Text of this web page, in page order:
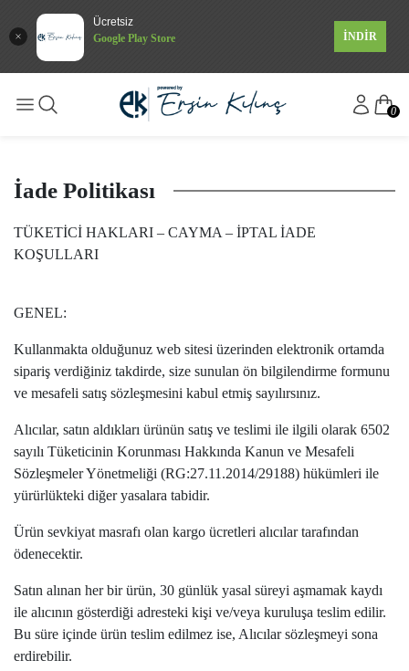
Ücretsiz
Google Play Store
İNDİR
0
İade Politikası
TÜKETİCİ HAKLARI – CAYMA – İPTAL İADE
KOŞULLARI
GENEL:
Kullanmakta olduğunuz web sitesi üzerinden elektronik ortamda
sipariş verdiğiniz takdirde, size sunulan ön bilgilendirme formunu
ve mesafeli satış sözleşmesini kabul etmiş sayılırsınız.
Alıcılar, satın aldıkları ürünün satış ve teslimi ile ilgili olarak 6502
sayılı Tüketicinin Korunması Hakkında Kanun ve Mesafeli
Sözleşmeler Yönetmeliği (RG:27.11.2014/29188) hükümleri ile
yürürlükteki diğer yasalara tabidir.
Ürün sevkiyat masrafı olan kargo ücretleri alıcılar tarafından
ödenecektir.
Satın alınan her bir ürün, 30 günlük yasal süreyi aşmamak kaydı
ile alıcının gösterdiği adresteki kişi ve/veya kuruluşa teslim edilir.
Bu süre içinde ürün teslim edilmez ise, Alıcılar sözleşmeyi sona
erdirebilir.